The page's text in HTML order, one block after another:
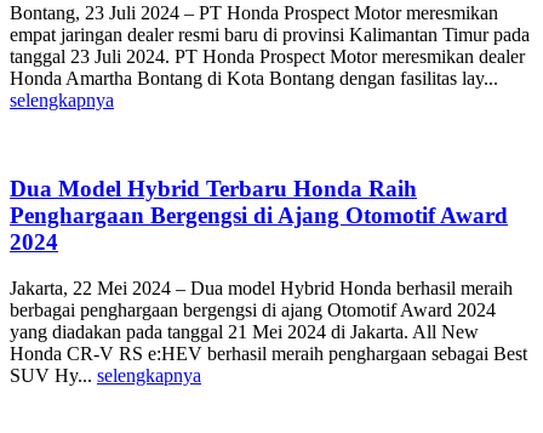
Bontang, 23 Juli 2024 – PT Honda Prospect Motor meresmikan
empat jaringan dealer resmi baru di provinsi Kalimantan Timur pada
tanggal 23 Juli 2024. PT Honda Prospect Motor meresmikan dealer
Honda Amartha Bontang di Kota Bontang dengan fasilitas lay...
selengkapnya
Dua Model Hybrid Terbaru Honda Raih
Penghargaan Bergengsi di Ajang Otomotif Award
2024
Jakarta, 22 Mei 2024 – Dua model Hybrid Honda berhasil meraih
berbagai penghargaan bergengsi di ajang Otomotif Award 2024
yang diadakan pada tanggal 21 Mei 2024 di Jakarta. All New
Honda CR-V RS e:HEV berhasil meraih penghargaan sebagai Best
SUV Hy... selengkapnya